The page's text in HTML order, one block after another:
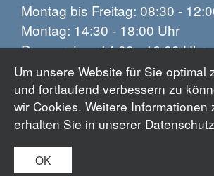
Um unsere Website für Sie optimal
und fortlaufend verbessern zu
wir Cookies. Weitere Informationen
erhalten Sie in unserer
OK
Montag bis Freitag: 08:30 -
Montag: 14:30 - 18:00 Uhr
Donnerstag: 14:00 - 16:00 Uhr
Impressum
Datenschutz